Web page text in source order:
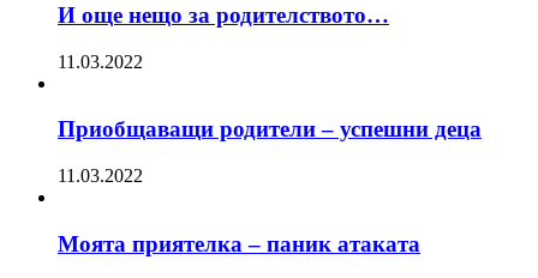
И още нещо за родителството…
11.03.2022
Приобщаващи родители – успешни деца
11.03.2022
Моята приятелка – паник атаката